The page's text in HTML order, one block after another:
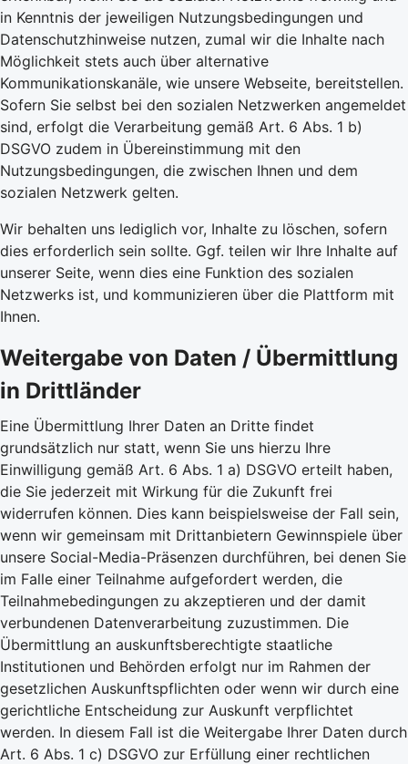
in Kenntnis der jeweiligen Nutzungsbedingungen und
Datenschutzhinweise nutzen, zumal wir die Inhalte nach
Möglichkeit stets auch über alternative
Kommunikationskanäle, wie unsere Webseite, bereitstellen.
Sofern Sie selbst bei den sozialen Netzwerken angemeldet
sind, erfolgt die Verarbeitung gemäß Art. 6 Abs. 1 b)
DSGVO zudem in Übereinstimmung mit den
Nutzungsbedingungen, die zwischen Ihnen und dem
sozialen Netzwerk gelten.
Wir behalten uns lediglich vor, Inhalte zu löschen, sofern
dies erforderlich sein sollte. Ggf. teilen wir Ihre Inhalte auf
unserer Seite, wenn dies eine Funktion des sozialen
Netzwerks ist, und kommunizieren über die Plattform mit
Ihnen.
Weitergabe von Daten / Übermittlung
in Drittländer
Eine Übermittlung Ihrer Daten an Dritte findet
grundsätzlich nur statt, wenn Sie uns hierzu Ihre
Einwilligung gemäß Art. 6 Abs. 1 a) DSGVO erteilt haben,
die Sie jederzeit mit Wirkung für die Zukunft frei
widerrufen können. Dies kann beispielsweise der Fall sein,
wenn wir gemeinsam mit Drittanbietern Gewinnspiele über
unsere Social-Media-Präsenzen durchführen, bei denen Sie
im Falle einer Teilnahme aufgefordert werden, die
Teilnahmebedingungen zu akzeptieren und der damit
verbundenen Datenverarbeitung zuzustimmen. Die
Übermittlung an auskunftsberechtigte staatliche
Institutionen und Behörden erfolgt nur im Rahmen der
gesetzlichen Auskunftspflichten oder wenn wir durch eine
gerichtliche Entscheidung zur Auskunft verpflichtet
werden. In diesem Fall ist die Weitergabe Ihrer Daten durch
Art. 6 Abs. 1 c) DSGVO zur Erfüllung einer rechtlichen